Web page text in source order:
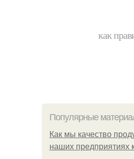
как
Популярные
Как мы качество
наших предприятиях